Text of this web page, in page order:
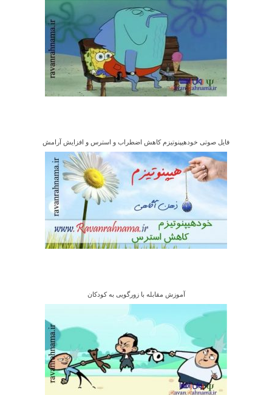
آموزش مقابله با زورگویی به کودکان
فایل صوتی خودهیپنوتیزم کاهش اضطراب و استرس و افزایش آرامش